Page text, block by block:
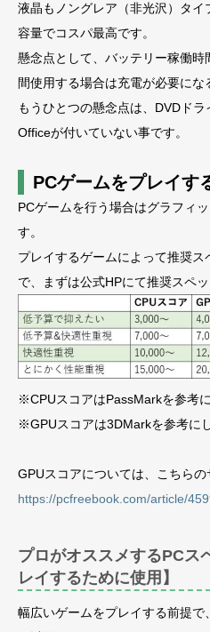
液晶もノングレア（非光沢）タ
容量でコスパ最高です。
懸念点として、バッテリー稼働
間使用する場合は充電が必要にな
もうひとつの懸念点は、DVDド
Officeが付いていない事です。
PCゲームをプレイす
PCゲームを行う場合はグラフィ
す。
プレイするゲームによって推奨
で、まずは公式HPにて推奨スペッ
※CPUスコアはPassMarkを参考
※GPUスコアは3DMarkを参考に
GPUスコアについては、こちらの
https://pcfreebook.com/article/
プロがオススメするPCス
レイするために使用】
幅広いゲームをプレイする前提